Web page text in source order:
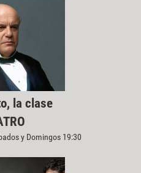
la clase
y Domingos 19:30